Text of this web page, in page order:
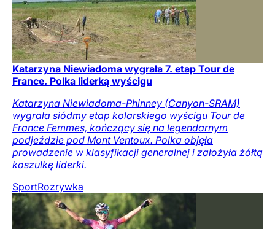
Katarzyna Niewiadoma wygrała 7. etap Tour de
France. Polka liderką wyścigu
Katarzyna Niewiadoma-Phinney (Canyon-SRAM)
wygrała siódmy etap kolarskiego wyścigu Tour de
France Femmes, kończący się na legendarnym
podjeździe pod Mont Ventoux. Polka objęła
prowadzenie w klasyfikacji generalnej i założyła żółtą
koszulkę liderki.
SportRozrywka